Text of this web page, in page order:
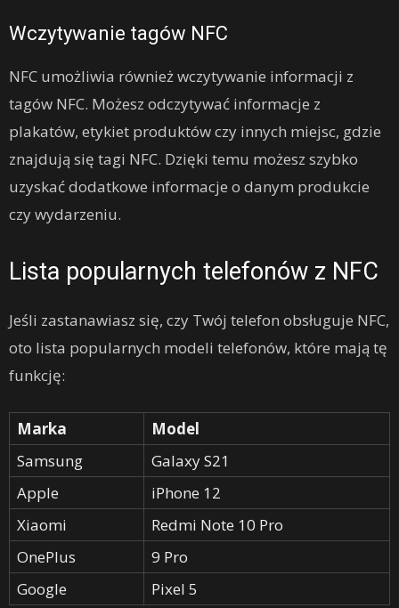
Wczytywanie tagów NFC
NFC umożliwia również wczytywanie informacji z
tagów NFC. Możesz odczytywać informacje z
plakatów, etykiet produktów czy innych miejsc, gdzie
znajdują się tagi NFC. Dzięki temu możesz szybko
uzyskać dodatkowe informacje o danym produkcie
czy wydarzeniu.
Lista popularnych telefonów z NFC
Jeśli zastanawiasz się, czy Twój telefon obsługuje NFC,
oto lista popularnych modeli telefonów, które mają tę
funkcję:
Marka
Model
Samsung
Galaxy S21
Apple
iPhone 12
Xiaomi
Redmi Note 10 Pro
OnePlus
9 Pro
Google
Pixel 5